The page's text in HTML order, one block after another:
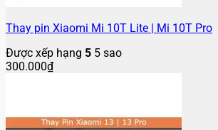
Thay pin Xiaomi Mi 10T Lite | Mi 10T Pro
Được xếp hạng 5 5 sao
300.000₫